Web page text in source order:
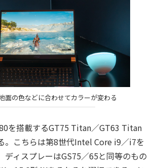
面の色などに合わせてカラーが変わる
を搭載するGT75 Titan／GT63 Titan
。こちらは第8世代Intel Core i9／i7を
ディスプレーはGS75／65と同等のもの